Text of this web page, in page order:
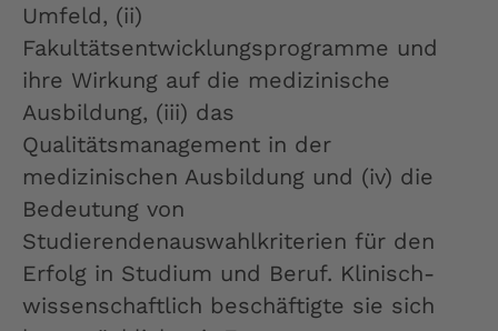
Umfeld, (ii)
Fakultätsentwicklungsprogramme und
ihre Wirkung auf die medizinische
Ausbildung, (iii) das
Qualitätsmanagement in der
medizinischen Ausbildung und (iv) die
Bedeutung von
Studierendenauswahlkriterien für den
Erfolg in Studium und Beruf. Klinisch-
wissenschaftlich beschäftigte sie sich